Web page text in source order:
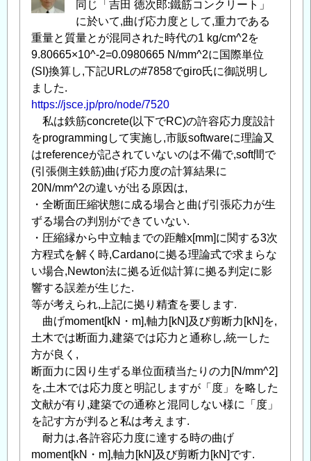
同じ「吉田 徳次郎:鐵筋コンクリート」
に於いて,曲げ応力度として,重力である
重量と質量とが混同された時代の1 kg/cm^2を
9.80665×10^-2=0.0980665 N/mm^2に国際単位
(SI)換算し,下記URLの#7858でgiro氏に御説明し
ました.
https://jsce.jp/pro/node/7520
私は鉄筋concrete(以下でRC)の許容応力度設計
をprogrammingして実施し,市販softwareに理論又
はreferenceが記されていないのは不備で,soft間で
(引張側主鉄筋)曲げ応力度の計算結果に
20N/mm^2の違いが出る原因は,
・全断面圧縮状態に成る場合と曲げ引張応力が生
ずる場合の判別ができていない.
・圧縮縁から中立軸までの距離x[mm]に関する3次
方程式を解く時,Cardanoに拠る理論式で求まらな
い場合,Newton法に拠る近似計算に拠る判定に影
響する誤差が生じた.
等が考えられ,上記に拠り精査を要します.
曲げmoment[kN・m],軸力[kN]及び剪断力[kN]を,
土木では断面力,建築では応力と通称し,統一した
方が良く,
断面力に因り生ずる単位面積当たりの力[N/mm^2]
を,土木では応力度と明記しますが「度」を略した
文献が有り,建築での通称と混同しない様に「度」
を記す方が判ると私は考えます.
耐力は,各許容応力度に達する時の曲げ
moment[kN・m],軸力[kN]及び剪断力[kN]です.